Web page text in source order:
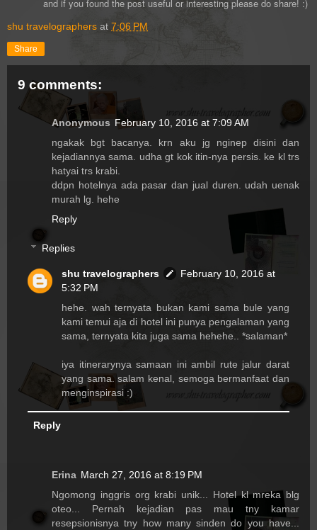
and if you found the post useful or interesting please do share! :)
shu travelographers at 7:06 PM
Share
9 comments:
Anonymous February 10, 2016 at 7:09 AM
ngakak bgt bacanya. krn aku jg nginep disini dan
kejadiannya sama. udha gt kok itin-nya persis. ke kl trs
hatyai trs krabi.
ddpn hotelnya ada pasar dan jual duren. udah uenak
murah lg. hehe
Reply
Replies
shu travelographers
February 10, 2016 at
5:32 PM
hehe. wah ternyata bukan kami sama bule yang
kami temui aja di hotel ini punya pengalaman yang
sama, ternyata kita juga sama hehehe.. *salaman*
iya itinerarynya samaan ini ambil rute jalur darat
yang sama. salam kenal, semoga bermanfaat dan
menginspirasi :)
Reply
Erina March 27, 2016 at 8:19 PM
Ngomong inggris org krabi unik... Hotel kl mreka blg
oteo... Pernah kejadian pas mau tny kamar
resepsionisnya tny how many sinden do you have...